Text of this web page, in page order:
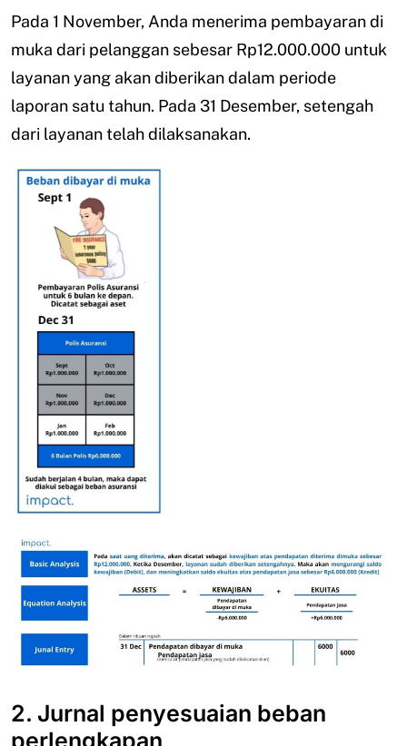
Pada 1 November, Anda menerima pembayaran di
muka dari pelanggan sebesar Rp12.000.000 untuk
layanan yang akan diberikan dalam periode
laporan satu tahun. Pada 31 Desember, setengah
dari layanan telah dilaksanakan.
2. Jurnal penyesuaian beban